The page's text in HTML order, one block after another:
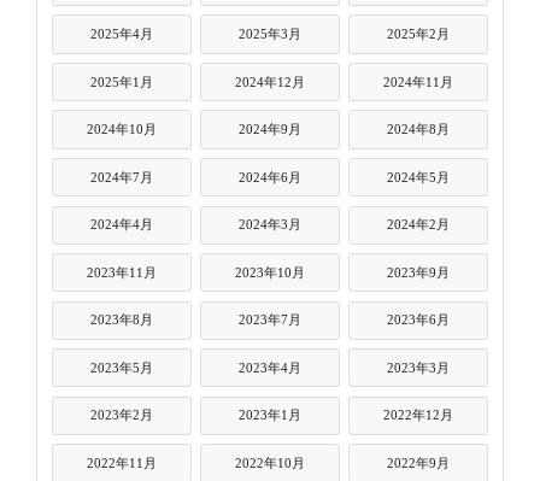
2025年4月 2025年3月 2025年2月
2025年1月 2024年12月 2024年11月
2024年10月 2024年9月 2024年8月
2024年7月 2024年6月 2024年5月
2024年4月 2024年3月 2024年2月
2023年11月 2023年10月 2023年9月
2023年8月 2023年7月 2023年6月
2023年5月 2023年4月 2023年3月
2023年2月 2023年1月 2022年12月
2022年11月 2022年10月 2022年9月